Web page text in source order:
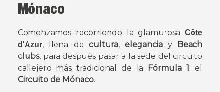
Mónaco
Comenzamos recorriendo la glamurosa Côte
d'Azur, llena de cultura,elegancia y
Beach
clubs, para después pasar a la sede del circuito
callejero más tradicional de la
Fórmula 1: el
Circuito de Mónaco.